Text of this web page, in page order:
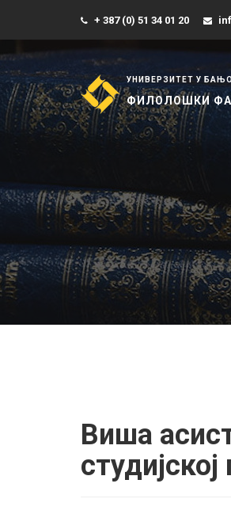
+ 387 (0) 51 34 01 20
УНИВЕРЗИТЕТ У
ФИЛОЛОШКИ
Виша
студијској